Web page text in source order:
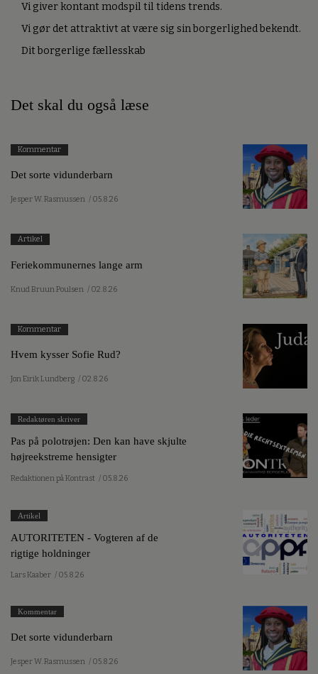
Vi giver kontant modspil til tidens trends.
Vi gør det attraktivt at være sig sin borgerlighed bekendt.
Dit borgerlige fællesskab
Det skal du også læse
Kommentar
Det sorte vidunderbarn
Jesper W. Rasmussen / 05.8.26
Artikel
Feriekommunernes lange arm
Knud Bruun Poulsen / 02.8.26
Kommentar
Hvem kysser Sofie Rud?
Jon Eirik Lundberg / 02.8.26
Redaktøren skriver
Pas på polotrøjen: Den kan have skjulte
højreekstreme hensigter
Redaktionen på Kontrast / 05.8.26
Artikel
AUTORITETEN - Vogteren af de
rigtige holdninger
Lars Kaaber / 05.8.26
Kommentar
Det sorte vidunderbarn
Jesper W. Rasmussen / 05.8.26